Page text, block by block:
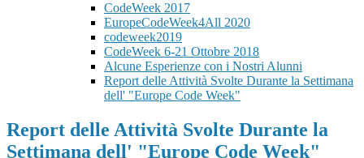
CodeWeek 2017
EuropeCodeWeek4All 2020
codeweek2019
CodeWeek 6-21 Ottobre 2018
Alcune Esperienze con i Nostri Alunni
Report delle Attività Svolte Durante la Settimana
dell' "Europe Code Week"
Report delle Attività Svolte Durante la
Settimana dell' "Europe Code Week"